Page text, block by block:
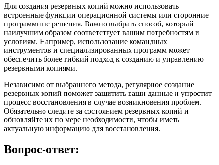
Для создания резервных копий можно использовать
встроенные функции операционной системы или сторонние
программные решения. Важно выбрать способ, который
наилучшим образом соответствует вашим потребностям и
условиям. Например, использование командных
инструментов и специализированных программ может
обеспечить более гибкий подход к созданию и управлению
резервными копиями.
Независимо от выбранного метода, регулярное создание
резервных копий поможет защитить ваши данные и упростит
процесс восстановления в случае возникновения проблем.
Обязательно следите за состоянием резервных копий и
обновляйте их по мере необходимости, чтобы иметь
актуальную информацию для восстановления.
Вопрос-ответ: